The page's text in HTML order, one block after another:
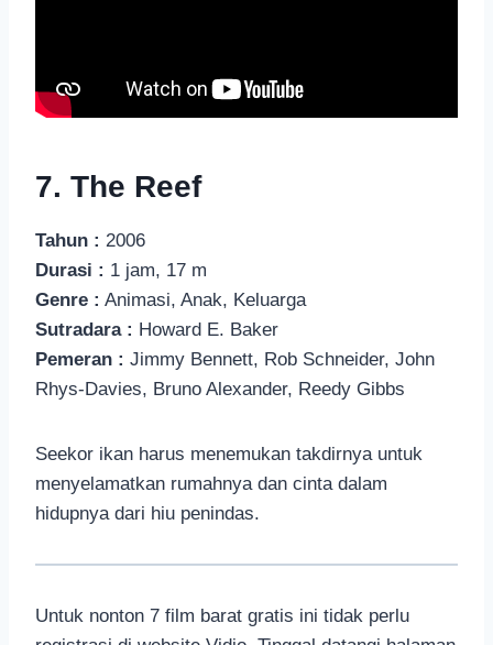
7. The Reef
Tahun : 2006
Durasi : 1 jam, 17 m
Genre : Animasi, Anak, Keluarga
Sutradara : Howard E. Baker
Pemeran : Jimmy Bennett, Rob Schneider, John
Rhys-Davies, Bruno Alexander, Reedy Gibbs
Seekor ikan harus menemukan takdirnya untuk
menyelamatkan rumahnya dan cinta dalam
hidupnya dari hiu penindas.
Untuk nonton 7 film barat gratis ini tidak perlu